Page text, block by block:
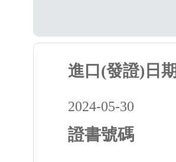
進口(發證)日期
2024-05-30
證書號碼